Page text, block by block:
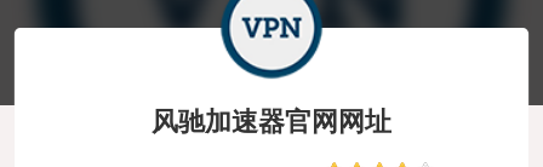
风驰加速器官网网址